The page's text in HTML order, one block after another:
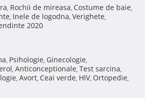
, Rochii de mireasa, Costume de baie,
, Inele de logodna, Verighete,
2020
, Psihologie, Ginecologie,
, Anticonceptionale, Test sarcina,
, Avort, Ceai verde, HIV, Ortopedie,